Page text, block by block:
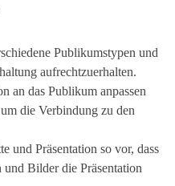
Publikumstypen und
aufrechtzuerhalten.
an das Publikum anpassen
die Verbindung zu den
und Präsentation so vor, dass
Bilder die Präsentation